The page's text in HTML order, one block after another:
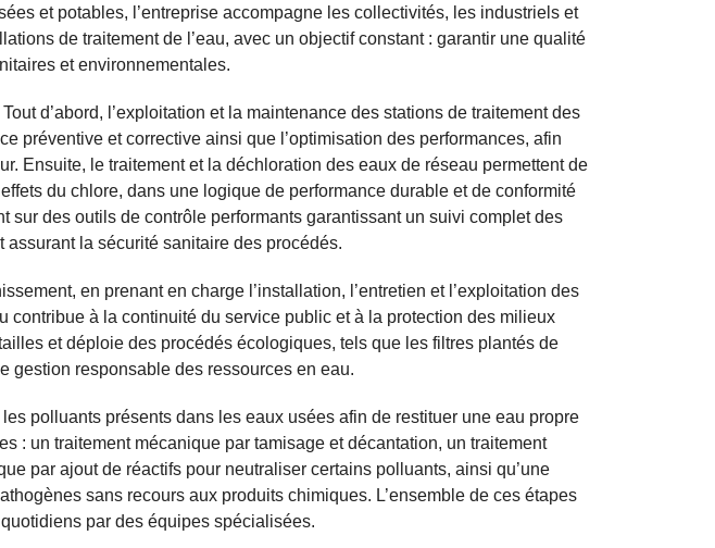
et potables, l’entreprise accompagne les collectivités, les industriels et
de traitement de l’eau, avec un objectif constant : garantir une qualité
et environnementales.
d’abord, l’exploitation et la maintenance des stations de traitement des
préventive et corrective ainsi que l’optimisation des performances, afin
Ensuite, le traitement et la déchloration des eaux de réseau permettent de
du chlore, dans une logique de performance durable et de conformité
des outils de contrôle performants garantissant un suivi complet des
assurant la sécurité sanitaire des procédés.
en prenant en charge l’installation, l’entretien et l’exploitation des
contribue à la continuité du service public et à la protection des milieux
et déploie des procédés écologiques, tels que les filtres plantés de
gestion responsable des ressources en eau.
polluants présents dans les eaux usées afin de restituer une eau propre
: un traitement mécanique par tamisage et décantation, un traitement
par ajout de réactifs pour neutraliser certains polluants, ainsi qu’une
sans recours aux produits chimiques. L’ensemble de ces étapes
par des équipes spécialisées.